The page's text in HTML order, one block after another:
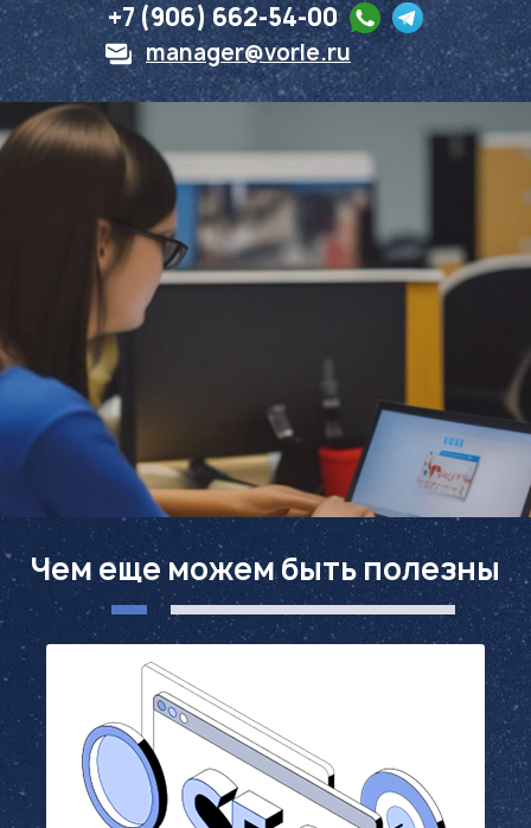
+7 (906) 662-54-00
manager@vorle.ru
Чем еще можем быть полезны